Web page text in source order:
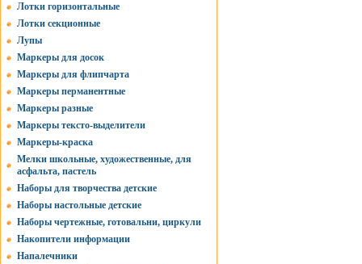
Лотки горизонтальные
Лотки секционные
Лупы
Маркеры для досок
Маркеры для флипчарта
Маркеры перманентные
Маркеры разные
Маркеры тексто-выделители
Маркеры-краска
Мелки школьные, художественные, для
асфальта, пастель
Наборы для творчества детские
Наборы настольные детские
Наборы чертежные, готовальни, циркули
Накопители информации
Напалечники